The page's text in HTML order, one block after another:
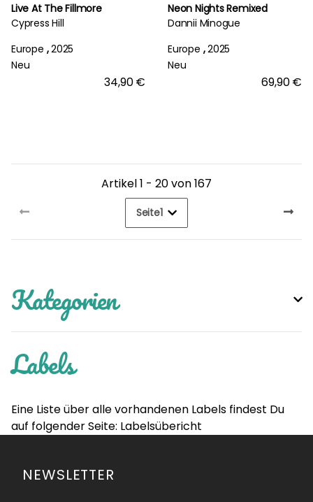
Live At The Fillmore
Cypress Hill
Europe ,2025
Neu
34,90 €
Neon Nights Remixed
Dannii Minogue
Europe ,2025
Neu
69,90 €
Artikel 1 - 20 von 167
Seite1
Kategorien
Labels
Eine Liste über alle vorhandenen Labels findest Du
auf folgender Seite: Labelsübericht
NEWSLETTER